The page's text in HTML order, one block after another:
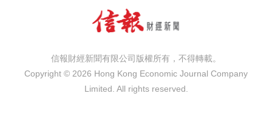
信報財經新聞有限公司版權所有，不得轉載。
Copyright © 2026 Hong Kong Economic Journal Company
Limited. All rights reserved.